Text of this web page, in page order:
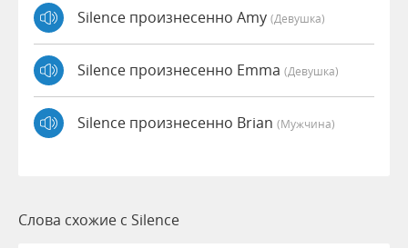
Silence произнесенно Amy (девушка)
Silence произнесенно Emma (девушка)
Silence произнесенно Brian (мужчина)
Слова схожие с Silence